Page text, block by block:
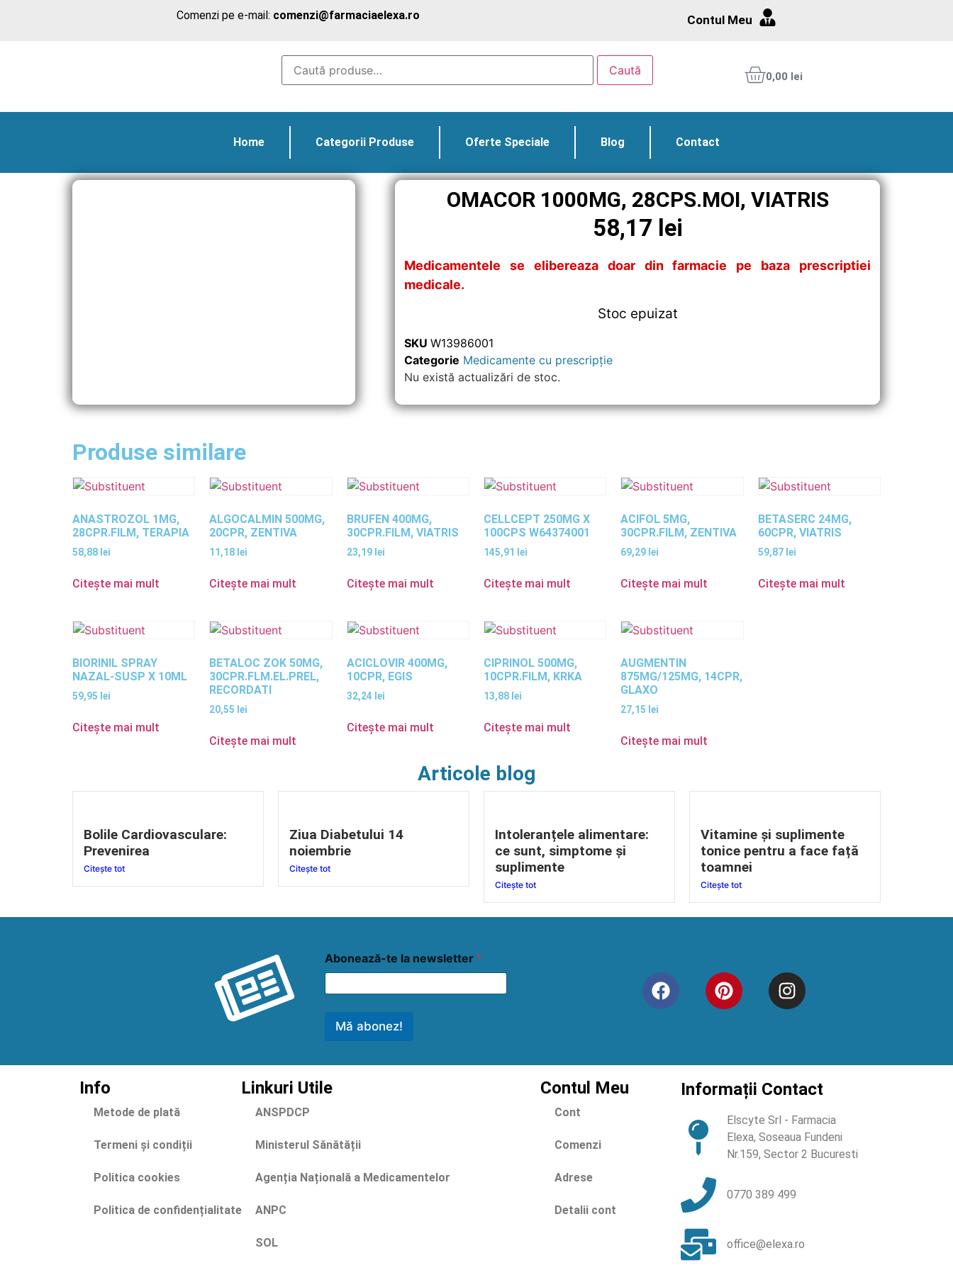
Comenzi pe e-mail: comenzi@farmaciaelexa.ro Contul Meu
Caută 0,00 lei
Home Categorii Produse Oferte Speciale Blog Contact
OMACOR 1000MG, 28CPS.MOI, VIATRIS
58,17 lei
Medicamentele se elibereaza doar din farmacie pe baza prescriptiei
medicale.
Stoc epuizat
SKUW13986001
Categorie Medicamente cu prescripție
Nu există actualizări de stoc.
Produse similare
ANASTROZOL 1MG,
28CPR.FILM, TERAPIA
58,88 lei
Citește mai mult
ALGOCALMIN 500MG,
20CPR, ZENTIVA
11,18 lei
Citește mai mult
BRUFEN 400MG,
30CPR.FILM, VIATRIS
23,19 lei
Citește mai mult
CELLCEPT 250MG X
100CPS W64374001
145,91 lei
Citește mai mult
ACIFOL 5MG,
30CPR.FILM, ZENTIVA
69,29 lei
Citește mai mult
BETASERC 24MG,
60CPR, VIATRIS
59,87 lei
Citește mai mult
BIORINIL SPRAY
NAZAL-SUSP X 10ML
59,95 lei
Citește mai mult
BETALOC ZOK 50MG,
30CPR.FLM.EL.PREL,
RECORDATI
20,55 lei
Citește mai mult
ACICLOVIR 400MG,
10CPR, EGIS
32,24 lei
Citește mai mult
CIPRINOL 500MG,
10CPR.FILM, KRKA
13,88 lei
Citește mai mult
AUGMENTIN
875MG/125MG, 14CPR,
GLAXO
27,15 lei
Citește mai mult
Articole blog
Bolile Cardiovasculare:
Prevenirea
Citește tot
Ziua Diabetului 14
noiembrie
Citește tot
Intoleranțele alimentare:
ce sunt, simptome și
suplimente
Citește tot
Vitamine și suplimente
tonice pentru a face față
toamnei
Citește tot
Abonează-te la newsletter *
Mă abonez!
Info
Metode de plată
Termeni și condiții
Politica cookies
Politica de confidențialitate
Linkuri Utile
ANSPDCP
Ministerul Sănătății
Agenția Națională a Medicamentelor
ANPC
SOL
Contul Meu
Cont
Comenzi
Adrese
Detalii cont
Informații Contact
Elscyte Srl - Farmacia
Elexa, Soseaua Fundeni
Nr.159, Sector 2 Bucuresti
0770 389 499
office@elexa.ro